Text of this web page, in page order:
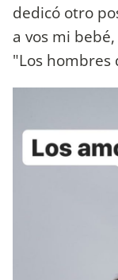
dedicó otro
a vos mi
"Los hombres